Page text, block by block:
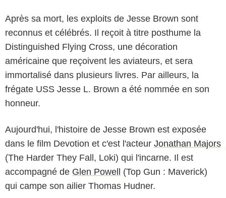
Après sa mort, les exploits de Jesse Brown sont
reconnus et célébrés. Il reçoit à titre posthume la
Distinguished Flying Cross, une décoration
américaine que reçoivent les aviateurs, et sera
immortalisé dans plusieurs livres. Par ailleurs, la
frégate USS Jesse L. Brown a été nommée en son
honneur.
Aujourd'hui, l'histoire de Jesse Brown est exposée
dans le film Devotion et c'est l'acteur Jonathan Majors
(The Harder They Fall, Loki) qui l'incarne. Il est
accompagné de Glen Powell (Top Gun : Maverick)
qui campe son ailier Thomas Hudner.